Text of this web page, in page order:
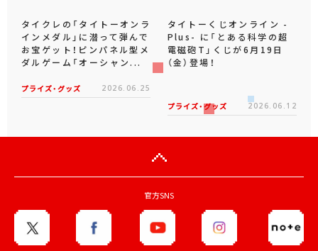
タイクレの「タイトーオンラ
インメダル」に潜って弾んで
お宝ゲット！ピンパネル型メ
ダルゲーム「オーシャン...
プライズ・グッズ 2026.06.25
タイトーくじオンライン -
Plus- に「とある科学の超
電磁砲T」くじが6月19日
（金）登場！
プライズ・グッズ 2026.06.12
官方SNS